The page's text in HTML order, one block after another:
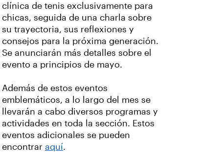
clínica de tenis exclusivamente para
chicas, seguida de una charla sobre
su trayectoria, sus reflexiones y
consejos para la próxima generación.
Se anunciarán más detalles sobre el
evento a principios de mayo.
Además de estos eventos
emblemáticos, a lo largo del mes se
llevarán a cabo diversos programas y
actividades en toda la sección. Estos
eventos adicionales se pueden
encontrar aquí.